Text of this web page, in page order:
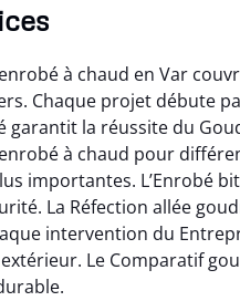
à chaud en Var
Chaque projet débute
garantit la réussite du
à chaud pour
importantes. L’Enrobé
La Réfection allée
intervention du
Le Comparatif